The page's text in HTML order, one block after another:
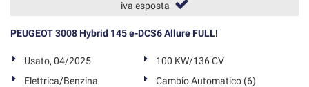
iva esposta
PEUGEOT 3008 Hybrid 145 e-DCS6 Allure FULL!
Usato, 04/2025
100 KW/136 CV
Elettrica/Benzina
Cambio Automatico (6)